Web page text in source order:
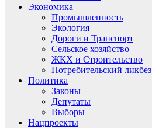
Экономика
Промышленность
Экология
Дороги и Транспорт
Сельское хозяйство
ЖКХ и Строительство
Потребительский ликбез
Политика
Законы
Депутаты
Выборы
Нацпроекты